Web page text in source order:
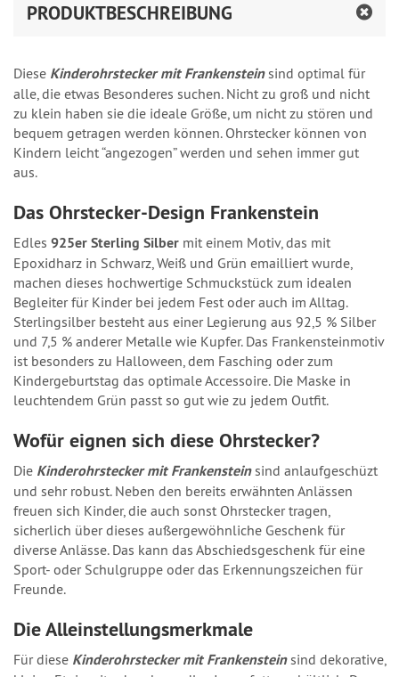
PRODUKTBESCHREIBUNG
Diese Kinderohrstecker mit Frankensteinsind optimal für
alle, die etwas Besonderes suchen. Nicht zu groß und nicht
zu klein haben sie die ideale Größe, um nicht zu stören und
bequem getragen werden können. Ohrstecker können von
Kindern leicht “angezogen” werden und sehen immer gut
aus.
Das Ohrstecker-Design Frankenstein
Edles 925er Sterling Silber mit einem Motiv, das mit
Epoxidharz in Schwarz, Weiß und Grün emailliert wurde,
machen dieses hochwertige Schmuckstück zum idealen
Begleiter für Kinder bei jedem Fest oder auch im Alltag.
Sterlingsilber besteht aus einer Legierung aus 92,5 % Silber
und 7,5 % anderer Metalle wie Kupfer. Das Frankensteinmotiv
ist besonders zu Halloween, dem Fasching oder zum
Kindergeburtstag das optimale Accessoire. Die Maske in
leuchtendem Grün passt so gut wie zu jedem Outfit.
Wofür eignen sich diese Ohrstecker?
Die Kinderohrstecker mit Frankensteinsind anlaufgeschüzt
und sehr robust. Neben den bereits erwähnten Anlässen
freuen sich Kinder, die auch sonst Ohrstecker tragen,
sicherlich über dieses außergewöhnliche Geschenk für
diverse Anlässe. Das kann das Abschiedsgeschenk für eine
Sport- oder Schulgruppe oder das Erkennungszeichen für
Freunde.
Die Alleinstellungsmerkmale
Für diese Kinderohrstecker mit Frankensteinsind dekorative,